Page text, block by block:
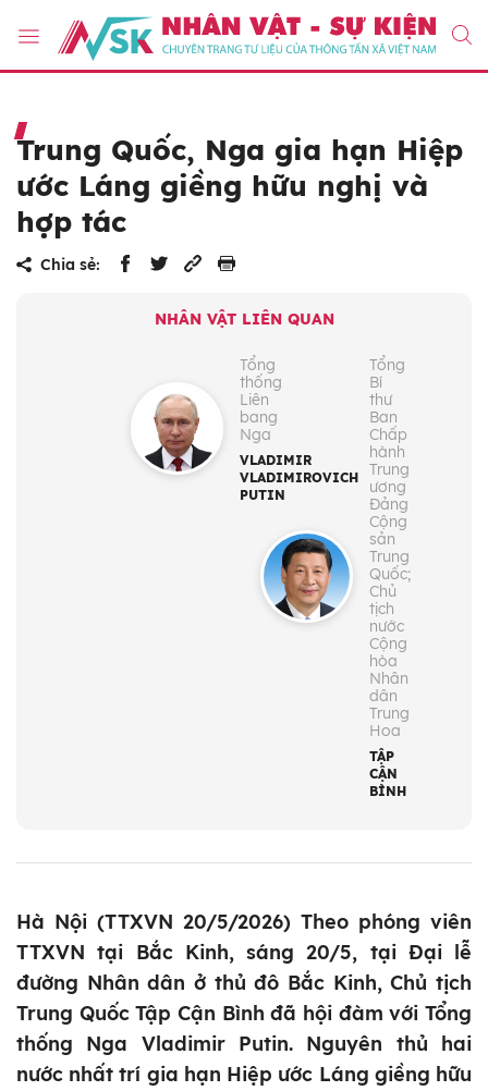
Trung Quốc, Nga gia hạn Hiệp
ước Láng giềng hữu nghị và
hợp tác
Chia sẻ:
NHÂN VẬT LIÊN QUAN
Tổng
thống
Liên
bang
Nga
VLADIMIR
VLADIMIROVICH
PUTIN
Tổng
Bí
thư
Ban
Chấp
hành
Trung
ương
Đảng
Cộng
sản
Trung
Quốc;
Chủ
tịch
nước
Cộng
hòa
Nhân
dân
Trung
Hoa
TẬP
CẬN
BÌNH
Hà Nội (TTXVN 20/5/2026) Theo phóng viên
TTXVN tại Bắc Kinh, sáng 20/5, tại Đại lễ
đường Nhân dân ở thủ đô Bắc Kinh, Chủ tịch
Trung Quốc Tập Cận Bình đã hội đàm với Tổng
thống Nga Vladimir Putin. Nguyên thủ hai
nước nhất trí gia hạn Hiệp ước Láng giềng hữu